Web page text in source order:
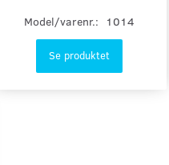
Model/varenr.: 1014
Se produktet